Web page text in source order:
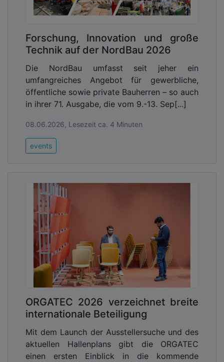
Forschung, Innovation und große
Technik auf der NordBau 2026
Die NordBau umfasst seit jeher ein
umfangreiches Angebot für gewerbliche,
öffentliche sowie private Bauherren – so auch
in ihrer 71. Ausgabe, die vom 9.-13. Sep[...]
08.06.2026, Lesezeit ca. 4 Minuten
events
ORGATEC 2026 verzeichnet breite
internationale Beteiligung
Mit dem Launch der Ausstellersuche und des
aktuellen Hallenplans gibt die ORGATEC
einen ersten Einblick in die kommende